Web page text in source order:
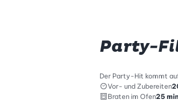
Party-
Der Party-Hit kommt
Vor- und Zubereiten
Braten im Ofen25 min